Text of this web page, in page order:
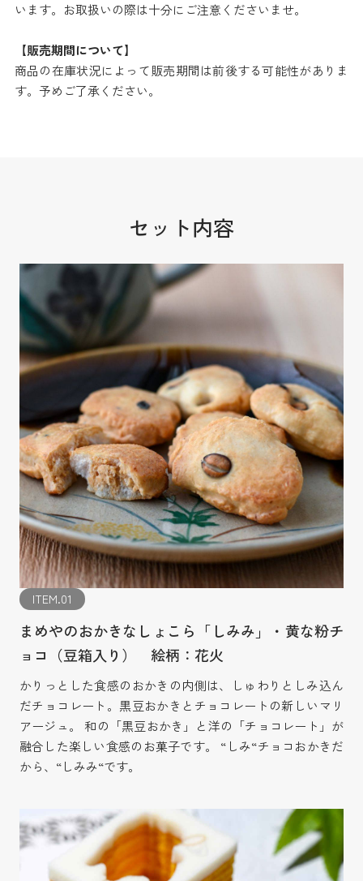
います。お取扱いの際は十分にご注意くださいませ。
【販売期間について】
商品の在庫状況によって販売期間は前後する可能性がありま
す。予めご了承ください。
セット内容
ITEM.01
まめやのおかきなしょこら「しみみ」・黄な粉チ
ョコ（豆箱入り） 絵柄：花火
かりっとした食感のおかきの内側は、しゅわりとしみ込ん
だチョコレート。黒豆おかきとチョコレートの新しいマリ
アージュ。 和の「黒豆おかき」と洋の「チョコレート」が
融合した楽しい食感のお菓子です。 “しみ“チョコおかきだ
から、“しみみ“です。